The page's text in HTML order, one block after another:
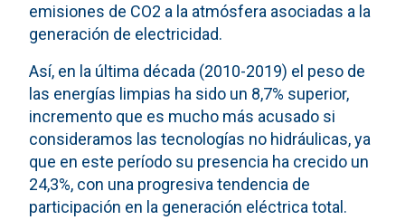
emisiones de CO2 a la atmósfera asociadas a la
generación de electricidad.
Así, en la última década (2010-2019) el peso de
las energías limpias ha sido un 8,7% superior,
incremento que es mucho más acusado si
consideramos las tecnologías no hidráulicas, ya
que en este período su presencia ha crecido un
24,3%, con una progresiva tendencia de
participación en la generación eléctrica total.